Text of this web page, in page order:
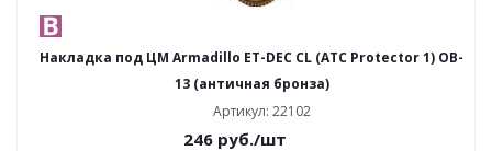
Накладка под ЦМ Armadillo ET-DEC CL (ATC Protector 1) OB-
13 (античная бронза)
Артикул: 22102
246 руб./шт